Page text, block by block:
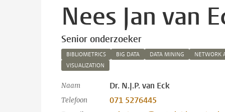
Nees Jan van
Senior onderzoeker
BIBLIOMETRICS BIG DATA DATA MINING NETWORK
VISUALIZATION
Naam Dr. N.J.P. van Eck
Telefoon 071 5276445